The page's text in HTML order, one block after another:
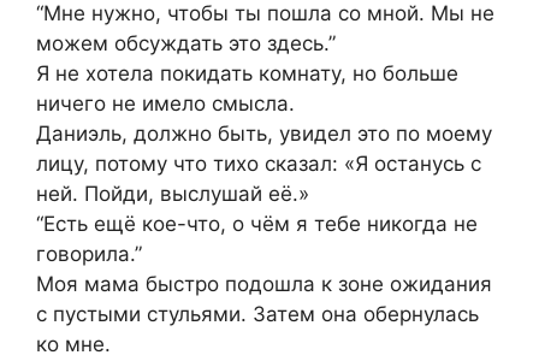
“Мне нужно, чтобы ты пошла со мной. Мы не
можем обсуждать это здесь.”
Я не хотела покидать комнату, но больше
ничего не имело смысла.
Даниэль, должно быть, увидел это по моему
лицу, потому что тихо сказал: «Я останусь с
ней. Пойди, выслушай её.»
“Есть ещё кое-что, о чём я тебе никогда не
говорила.”
Моя мама быстро подошла к зоне ожидания
с пустыми стульями. Затем она обернулась
ко мне.